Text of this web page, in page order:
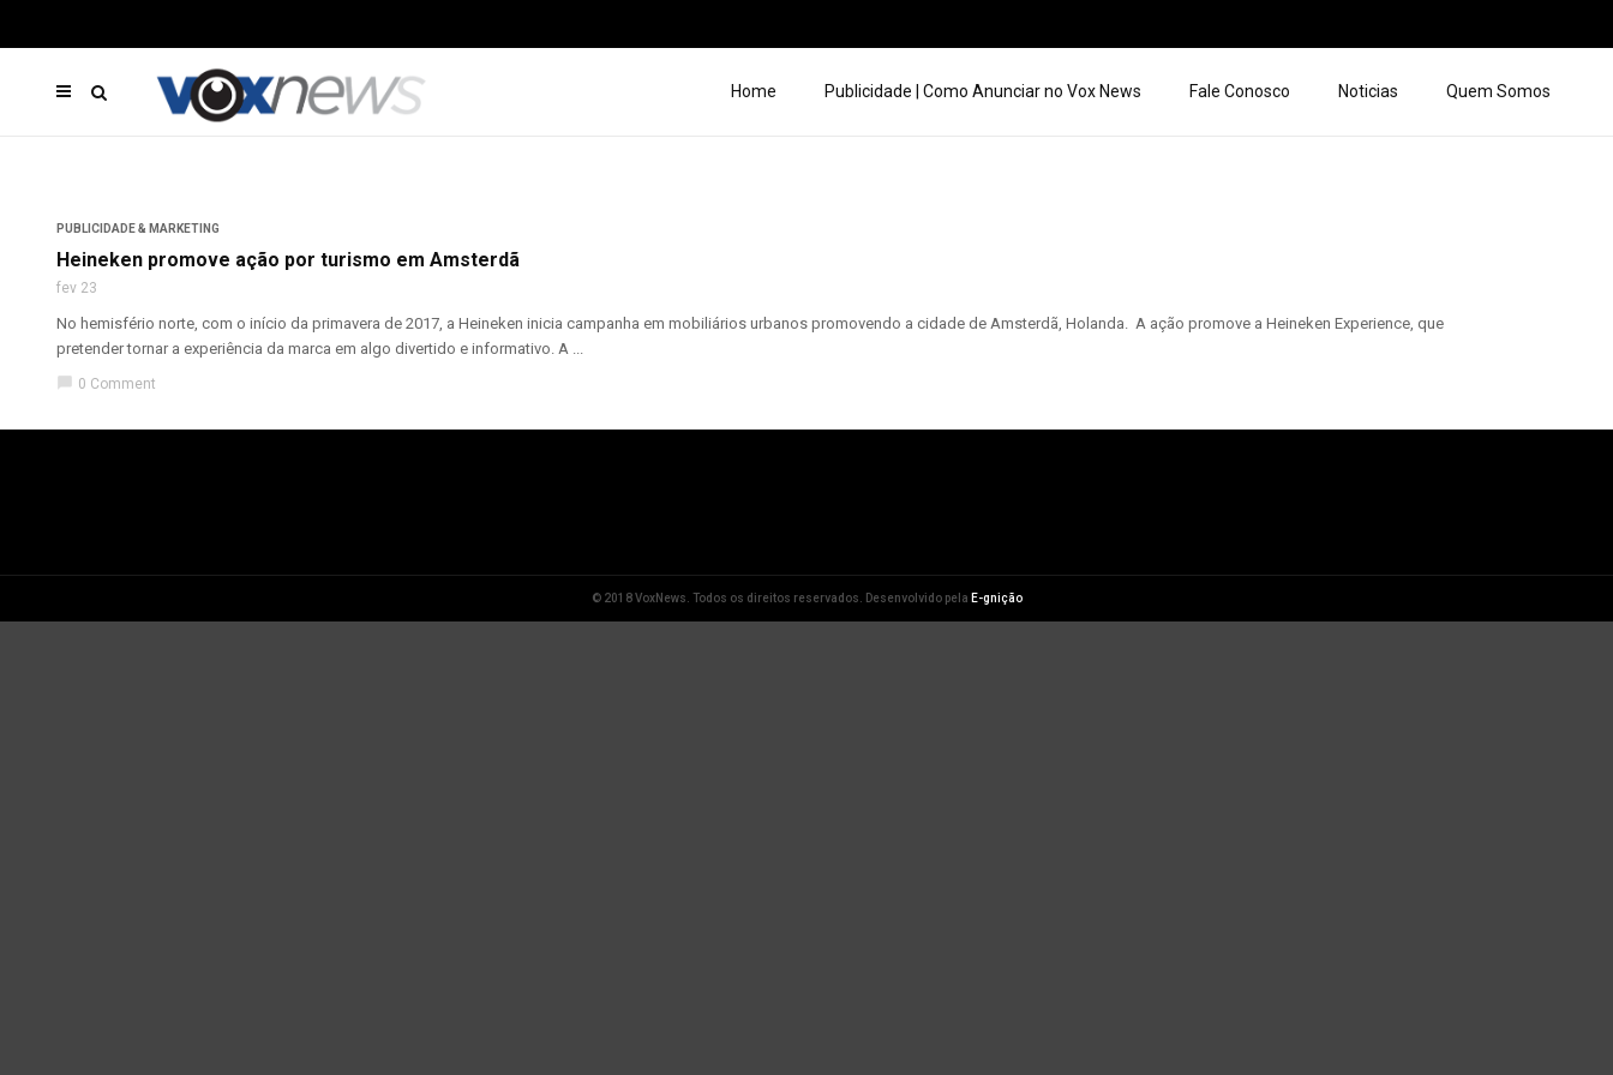
Home Publicidade | Como Anunciar no Vox News Fale Conosco Noticias Quem Somos
PUBLICIDADE & MARKETING
Heineken promove ação por turismo em Amsterdã
fev 23
No hemisfério norte, com o início da primavera de 2017, a Heineken inicia campanha em mobiliários urbanos promovendo a cidade de Amsterdã, Holanda. A ação promove a Heineken Experience, que
pretender tornar a experiência da marca em algo divertido e informativo. A ...
chat_bubble 0 Comment
© 2018 VoxNews. Todos os direitos reservados. Desenvolvido pela E-gnição